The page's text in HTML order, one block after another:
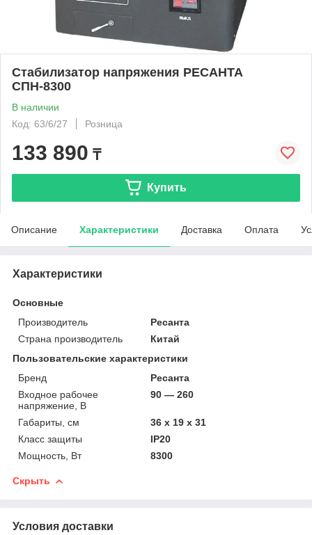
Стабилизатор напряжения РЕСАНТА
СПН-8300
В наличии
Код: 63/6/27
Розница
133 890 ₸
Купить
Описание Характеристики Доставка Оплата
Характеристики
Основные
Производитель
Ресанта
Страна производитель
Китай
Пользовательские характеристики
Бренд
Ресанта
Входное рабочее
напряжение, В
90 — 260
Габариты, см
36 х 19 х 31
Класс защиты
IP20
Мощность, Вт
8300
Скрыть
Условия доставки